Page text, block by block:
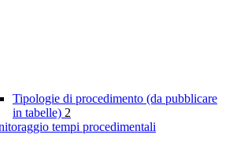
Tipologie di procedimento (da pubblicare
in tabelle) 2
tempi procedimentali